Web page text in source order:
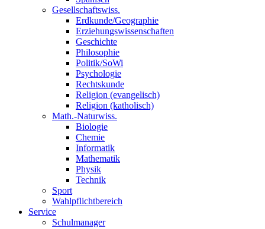
Gesellschaftswiss.
Erdkunde/Geographie
Erziehungswissenschaften
Geschichte
Philosophie
Politik/SoWi
Psychologie
Rechtskunde
Religion (evangelisch)
Religion (katholisch)
Math.-Naturwiss.
Biologie
Chemie
Informatik
Mathematik
Physik
Technik
Sport
Wahlpflichtbereich
Service
Schulmanager